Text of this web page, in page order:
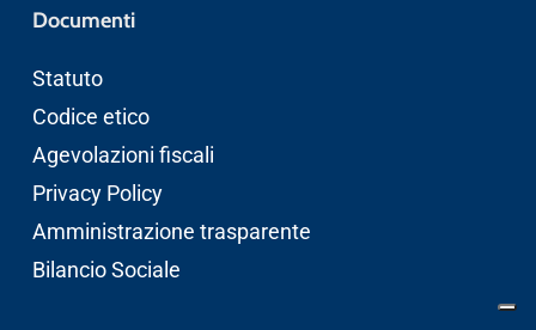
Documenti
Statuto
Codice etico
Agevolazioni fiscali
Privacy Policy
Amministrazione trasparente
Bilancio Sociale